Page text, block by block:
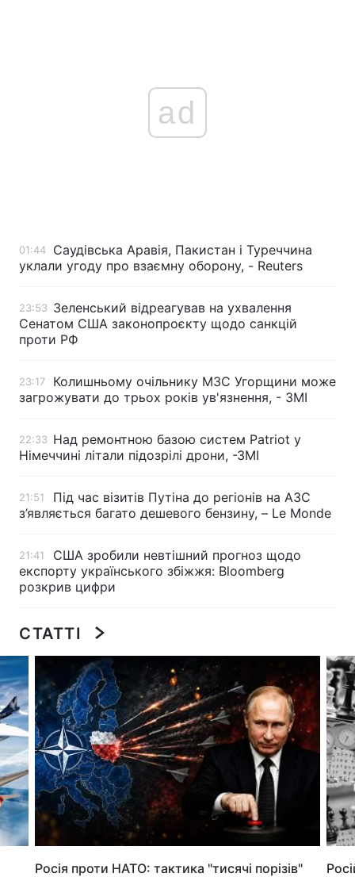
Головна Війна
Україна
Економіка Світ
Техно і зв'язок Лайт
Зброя Інциденти
Цікавинки Погода
Лонгріди
Відео з Youtube
Думки
Архів Вакансії
Контакти
Послуги
ad
01:44
Саудівська Аравія, Пакистан і Туреччина
уклали угоду про взаємну оборону, - Reuters
23:53 Зеленський відреагував на ухвалення
Сенатом США законопроєкту щодо санкцій
проти РФ
23:17
Колишньому очільнику МЗС Угорщини може
загрожувати до трьох років ув'язнення, - ЗМІ
22:33 Над ремонтною базою систем Patriot у
Німеччині літали підозрілі дрони, -ЗМІ
21:51
Під час візитів Путіна до регіонів на АЗС
з’являється багато дешевого бензину, – Le Monde
21:41
США зробили невтішний прогноз щодо
експорту українського збіжжя: Bloomberg
розкрив цифри
СТАТТІ
Росія проти НАТО: тактика "тисячі порізів"